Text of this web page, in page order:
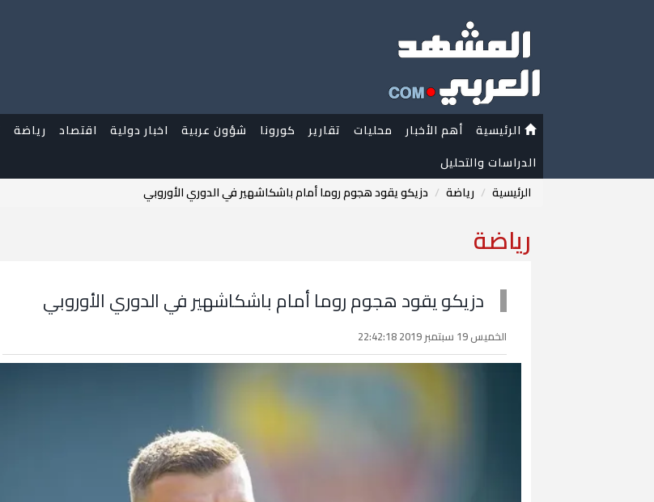
الرئيسية أهم الأخبار محليات تقارير كورونا شؤون عربية اخبار دولية اقتصاد رياضة
الدراسات والتحليل
الرئيسية
رياضة دزيكو يقود هجوم روما أمام باشكاشهير في الدوري الأوروبي
رياضة
دزيكو يقود هجوم روما أمام باشكاشهير في الدوري الأوروبي
الخميس 19 سبتمبر 2019 22:42:18